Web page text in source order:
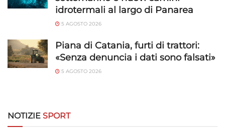
Identificare i dispositivi in base alle informazioni
Utilizzare dati di geolocalizzazione precisi,
Riconoscere i dispositivi in base a informazioni
richieste attivamente.
e presentare pubblicità e contenuto,
Salvare e comunicare le scelte sulla
idrotermali al largo di Panarea
5 AGOSTO 2026
Piana di Catania, furti di trattori:
«Senza denuncia i dati sono falsati»
5 AGOSTO 2026
NOTIZIE SPORT